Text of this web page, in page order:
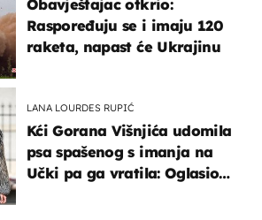
Obavještajac otkrio:
Raspoređuju se i imaju 120
raketa, napast će Ukrajinu
LANA LOURDES RUPIĆ
Kći Gorana Višnjića udomila
psa spašenog s imanja na
Učki pa ga vratila: Oglasio